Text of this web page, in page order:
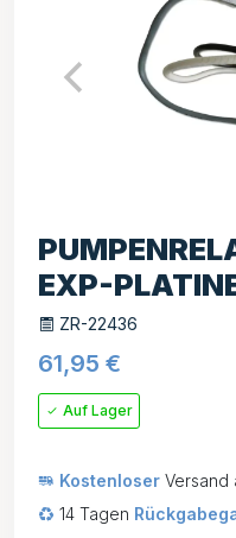
EXP-
ZR-22436
61,95 €
Auf Lager
Kostenloser Versand
14 Tagen